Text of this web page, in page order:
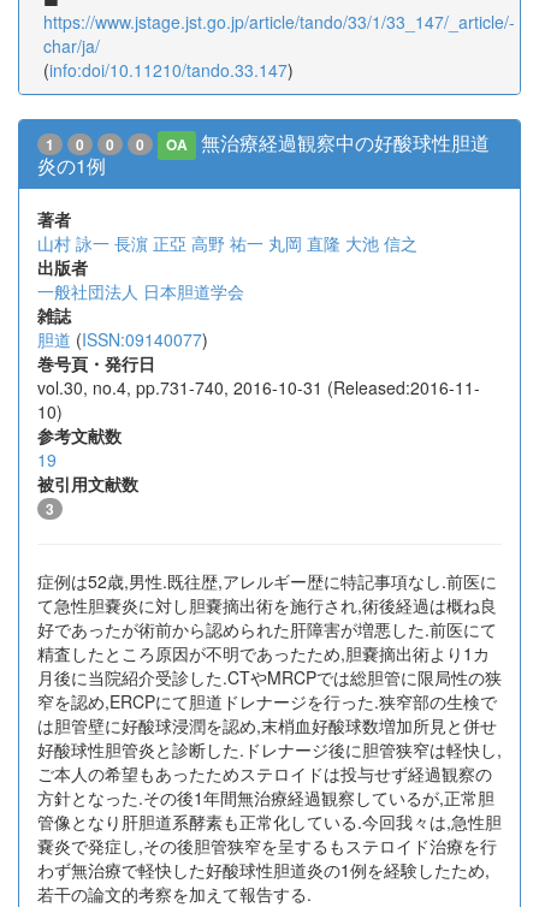
https://www.jstage.jst.go.jp/article/tando/33/1/33_147/_article/-
char/ja/
(info:doi/10.11210/tando.33.147)
1 0 0 0 OA
無治療経過観察中の好酸球性胆道
炎の1例
著者
山村 詠一 長濵 正亞 高野 祐一 丸岡 直隆 大池 信之
出版者
一般社団法人 日本胆道学会
雑誌
胆道 (ISSN:09140077)
巻号頁・発行日
vol.30, no.4, pp.731-740, 2016-10-31 (Released:2016-11-
10)
参考文献数
19
被引用文献数
3
症例は52歳,男性.既往歴,アレルギー歴に特記事項なし.前医に
て急性胆嚢炎に対し胆嚢摘出術を施行され,術後経過は概ね良
好であったが術前から認められた肝障害が増悪した.前医にて
精査したところ原因が不明であったため,胆嚢摘出術より1カ
月後に当院紹介受診した.CTやMRCPでは総胆管に限局性の狭
窄を認め,ERCPにて胆道ドレナージを行った.狭窄部の生検で
は胆管壁に好酸球浸潤を認め,末梢血好酸球数増加所見と併せ
好酸球性胆管炎と診断した.ドレナージ後に胆管狭窄は軽快し,
ご本人の希望もあったためステロイドは投与せず経過観察の
方針となった.その後1年間無治療経過観察しているが,正常胆
管像となり肝胆道系酵素も正常化している.今回我々は,急性胆
嚢炎で発症し,その後胆管狭窄を呈するもステロイド治療を行
わず無治療で軽快した好酸球性胆道炎の1例を経験したため,
若干の論文的考察を加えて報告する.